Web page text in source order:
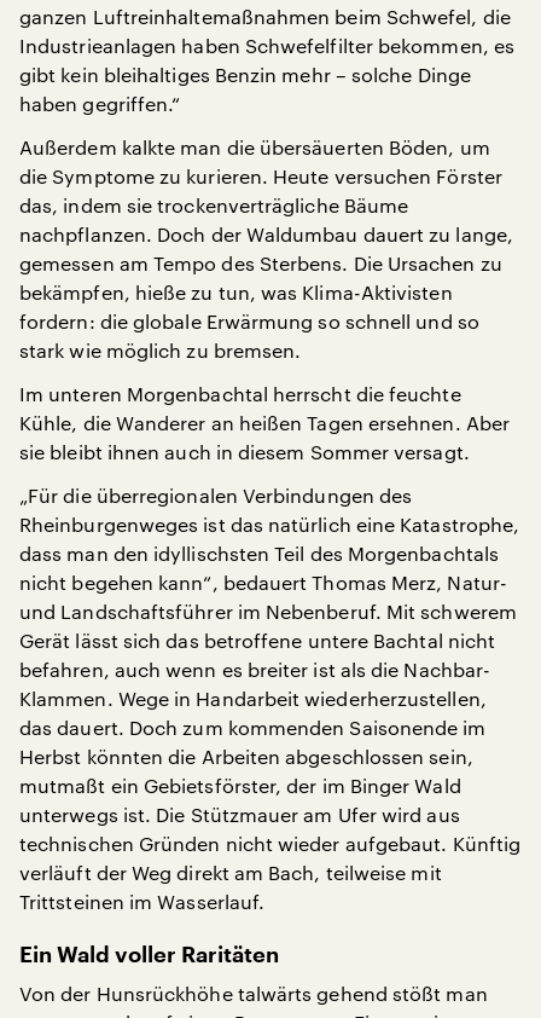
ganzen Luftreinhaltemaßnahmen beim Schwefel, die
Industrieanlagen haben Schwefelfilter bekommen, es
gibt kein bleihaltiges Benzin mehr – solche Dinge
haben gegriffen.“
Außerdem kalkte man die übersäuerten Böden, um
die Symptome zu kurieren. Heute versuchen Förster
das, indem sie trockenverträgliche Bäume
nachpflanzen. Doch der Waldumbau dauert zu lange,
gemessen am Tempo des Sterbens. Die Ursachen zu
bekämpfen, hieße zu tun, was Klima-Aktivisten
fordern: die globale Erwärmung so schnell und so
stark wie möglich zu bremsen.
Im unteren Morgenbachtal herrscht die feuchte
Kühle, die Wanderer an heißen Tagen ersehnen. Aber
sie bleibt ihnen auch in diesem Sommer versagt.
„Für die überregionalen Verbindungen des
Rheinburgenweges ist das natürlich eine Katastrophe,
dass man den idyllischsten Teil des Morgenbachtals
nicht begehen kann“, bedauert Thomas Merz, Natur-
und Landschaftsführer im Nebenberuf. Mit schwerem
Gerät lässt sich das betroffene untere Bachtal nicht
befahren, auch wenn es breiter ist als die Nachbar-
Klammen. Wege in Handarbeit wiederherzustellen,
das dauert. Doch zum kommenden Saisonende im
Herbst könnten die Arbeiten abgeschlossen sein,
mutmaßt ein Gebietsförster, der im Binger Wald
unterwegs ist. Die Stützmauer am Ufer wird aus
technischen Gründen nicht wieder aufgebaut. Künftig
verläuft der Weg direkt am Bach, teilweise mit
Trittsteinen im Wasserlauf.
Ein Wald voller Raritäten
Von der Hunsrückhöhe talwärts gehend stößt man